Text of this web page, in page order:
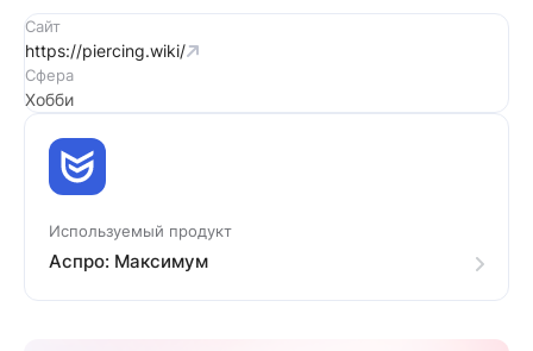
Сайт
https://piercing.wiki/
Сфера
Хобби
Используемый продукт
Аспро: Максимум